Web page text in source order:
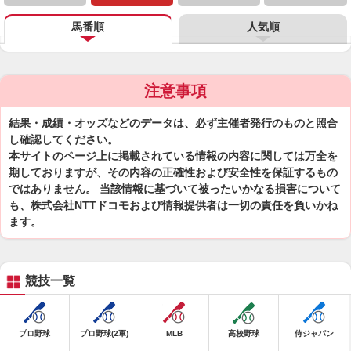
馬番順 人気順
注意事項
結果・成績・オッズなどのデータは、必ず主催者発行のものと照合
し確認してください。
本サイトのページ上に掲載されている情報の内容に関しては万全を
期しておりますが、その内容の正確性および安全性を保証するもの
ではありません。 当該情報に基づいて被ったいかなる損害について
も、株式会社NTTドコモおよび情報提供者は一切の責任を負いかね
ます。
競技一覧
プロ野球 プロ野球(2軍) MLB 高校野球 侍ジャパン